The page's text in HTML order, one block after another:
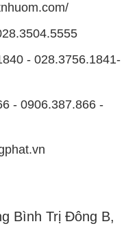
- 028.3756.1841-
- 0906.387.866 -
Bình Trị Đông B,